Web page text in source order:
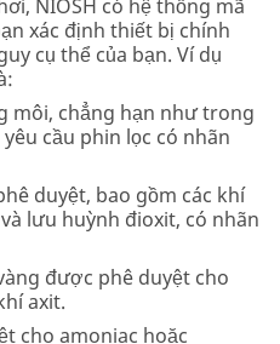
NIOSH có hệ thống mã
xác định thiết bị chính
cụ thể của bạn. Ví dụ
môi, chẳng hạn như trong
cầu phin lọc có nhãn
duyệt, bao gồm các khí
lưu huỳnh đioxit, có nhãn
được phê duyệt cho
axit.
cho amoniac hoặc